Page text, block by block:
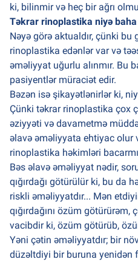
ki, bilinmir və heç bir ağrı
Təkrar rinoplastika niyə
Nəyə görə aktualdır, çünki bu
rinoplastika edənlər var və
əməliyyat uğurlu alınmır. Bu
pasiyentlər müraciət edir.
Bəzən isə şikayətlənirlər ki,
Çünki təkrar rinoplastika çox
əziyyəti və davametmə
əlavə əməliyyata ehtiyac olur
rinoplastika həkimləri
Bəs əlavə əməliyyat nədir,
qığırdağı götürülür ki, bu da
riskli əməliyyatdır... Mən
qığırdağını özüm
vacibdir ki, özüm götürüb,
Yəni çətin əməliyyatdır; bir
düzəltdiyi bir buruna yenidən